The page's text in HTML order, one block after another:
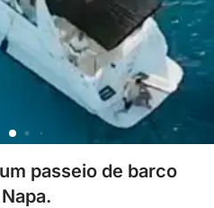
passeio de barco